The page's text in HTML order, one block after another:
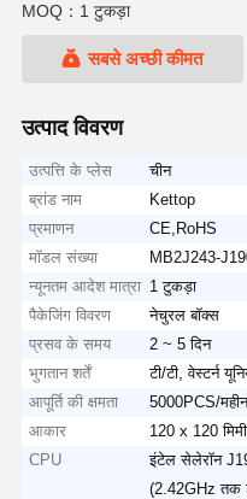
MOQ：1 टुकड़ा
सबसे अच्छी कीमत
उत्पाद विवरण
उत्पत्ति के प्लेस
चीन
ब्रांड नाम
Kettop
प्रमाणन
CE,RoHS
मॉडल संख्या
MB2J243-
न्यूनतम आदेश मात्रा 1 टुकड़ा
पैकेजिंग विवरण
नेचुरल बॉक्स
प्रसव के समय
2 ~ 5 दिन
भुगतान शर्तें
टी/टी, वेस्टर्न
आपूर्ति की क्षमता
5000PCS/
आकार
120 x 120 मिमी
CPU
इंटेल सेलेरॉन
(2.42GHz तक